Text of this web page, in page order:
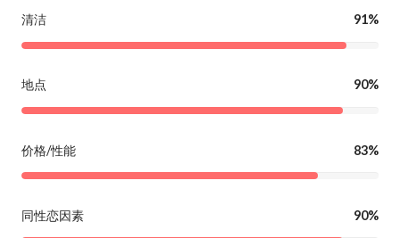
清洁 91%
地点 90%
价格/性能 83%
同性恋因素 90%